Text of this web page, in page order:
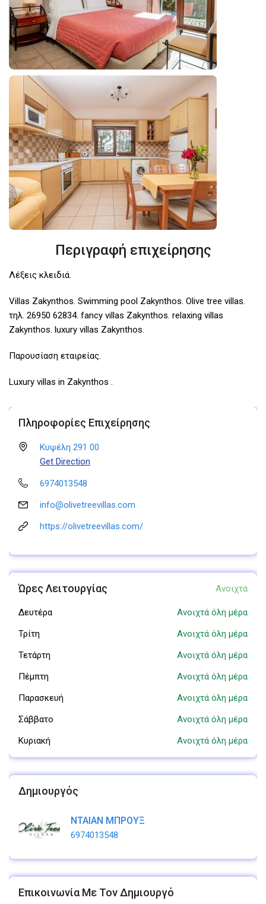
Περιγραφή επιχείρησης
Λέξεις κλειδιά.
Villas Zakynthos. Swimming pool Zakynthos. Olive tree villas.
τηλ. 26950 62834. fancy villas Zakynthos. relaxing villas
Zakynthos. luxury villas Zakynthos.
Παρουσίαση εταιρείας.
Luxury villas in Zakynthos .
Πληροφορίες Επιχείρησης
Κυψέλη 291 00
Get Direction
6974013548
info@olivetreevillas.com
https://olivetreevillas.com/
Ώρες Λειτουργίας Ανοιχτά
Δευτέρα
Ανοιχτά όλη μέρα
Τρίτη
Ανοιχτά όλη μέρα
Τετάρτη
Ανοιχτά όλη μέρα
Πέμπτη
Ανοιχτά όλη μέρα
Παρασκευή
Ανοιχτά όλη μέρα
Σάββατο
Ανοιχτά όλη μέρα
Κυριακή
Ανοιχτά όλη μέρα
Δημιουργός
ΝΤΑΙΑΝ ΜΠΡΟΥΞ
6974013548
Επικοινωνία Με Τον Δημιουργό